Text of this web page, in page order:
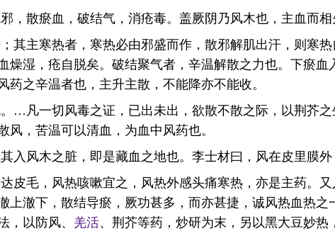
散瘀血，破结气，消疮毒。盖厥阴乃风木也，主血而相
主寒热者，寒热必由邪盛而作，散邪解肌出汗，则寒
湿，疮自脱矣。破结聚气者，辛温解散之力也。下瘀
之辛温者也，主升主散，不能降亦不能收。
…凡一切风毒之证，已出未出，欲散不散之际，以荆芥
，苦温可以清血，为血中风药也。
风木之脏，即是藏血之地也。李士材曰，风在皮里膜
毛，风热咳嗽宜之，风热外感头痛寒热，亦是主药。
澈下，散结导瘀，厥功甚多，而亦甚捷，诚风热血热
以防风、 羌活、荆芥等药，炒研为末，另以黑大豆妙热